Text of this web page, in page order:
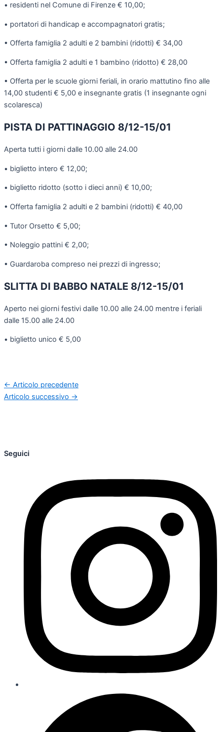
• residenti nel Comune di Firenze € 10,00;
• portatori di handicap e accompagnatori gratis;
• Offerta famiglia 2 adulti e 2 bambini (ridotti) € 34,00
• Offerta famiglia 2 adulti e 1 bambino (ridotto) € 28,00
• Offerta per le scuole giorni feriali, in orario mattutino fino alle
14,00 studenti € 5,00 e insegnante gratis (1 insegnante ogni
scolaresca)
PISTA DI PATTINAGGIO 8/12-15/01
Aperta tutti i giorni dalle 10.00 alle 24.00
• biglietto intero € 12,00;
• biglietto ridotto (sotto i dieci anni) € 10,00;
• Offerta famiglia 2 adulti e 2 bambini (ridotti) € 40,00
• Tutor Orsetto € 5,00;
• Noleggio pattini € 2,00;
• Guardaroba compreso nei prezzi di ingresso;
SLITTA DI BABBO NATALE 8/12-15/01
Aperto nei giorni festivi dalle 10.00 alle 24.00 mentre i feriali
dalle 15.00 alle 24.00
• biglietto unico € 5,00
← Articolo precedente
Articolo successivo →
Seguici